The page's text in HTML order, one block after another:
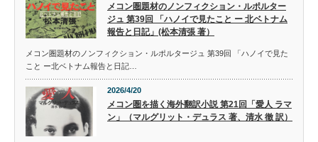
メコン圏題材のノンフィクション・ルポルター
ジュ 第39回 「ハノイで見たこと ー 北ベトナム
報告と日記」(松本清張 著）
メコン圏題材のノンフィクション・ルポルタージュ 第39回 「ハノイで見た
こと ー北ベトナム報告と日記…
2026/4/20
メコン圏を描く海外翻訳小説 第21回「愛人 ラマ
ン」（マルグリット・デュラス 著、清水 徹 訳）